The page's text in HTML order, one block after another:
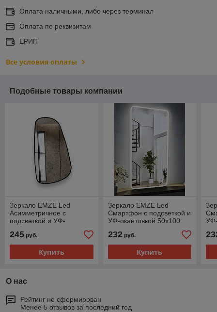
Оплата наличными, либо через терминал
Оплата по реквизитам
ЕРИП
Все условия оплаты
Подобные товары компании
Зеркало EMZE Led
Асимметричное с
подсветкой и УФ-
(черный)
245 руб.
Купить
Зеркало EMZE Led
Смартфон с подсветкой и
УФ-окантовкой 50x100
232руб.
Купить
О нас
Рейтинг не сформирован
Менее 5 отзывов за последний год